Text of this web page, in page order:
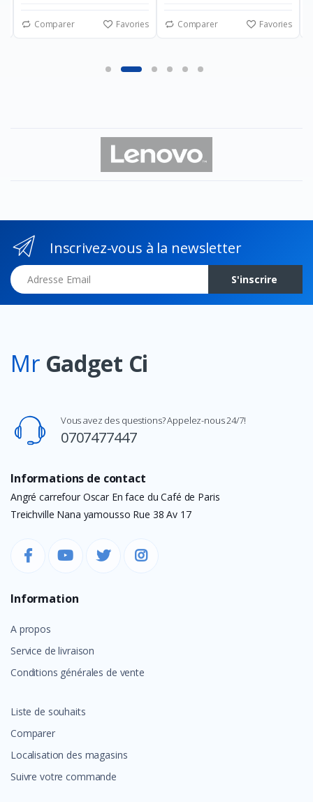
Comparer Favories Comparer Favories
Inscrivez-vous à la newsletter
Adresse Email
S'inscrire
Mr Gadget Ci
Vous avez des questions? Appelez-nous 24/7!
0707477447
Informations de contact
Angré carrefour Oscar En face du Café de Paris
Treichville Nana yamousso Rue 38 Av 17
Information
A propos
Service de livraison
Conditions générales de vente
Liste de souhaits
Comparer
Localisation des magasins
Suivre votre commande